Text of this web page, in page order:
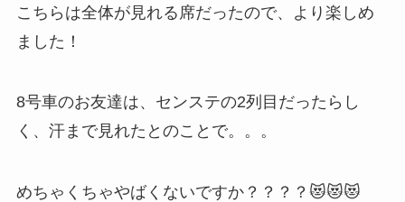
こちらは全体が見れる席だったので、より楽しめ
ました！
8号車のお友達は、センステの2列目だったらし
く、汗まで見れたとのことで。。。
めちゃくちゃやばくないですか？？？？😻😻😻